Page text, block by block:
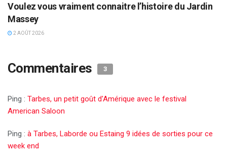
Voulez vous vraiment connaitre l’histoire du Jardin
Massey
2 AOÛT 2026
Commentaires 3
Ping : Tarbes, un petit goût d'Amérique avec le festival
American Saloon
Ping : à Tarbes, Laborde ou Estaing 9 idées de sorties pour ce
week end